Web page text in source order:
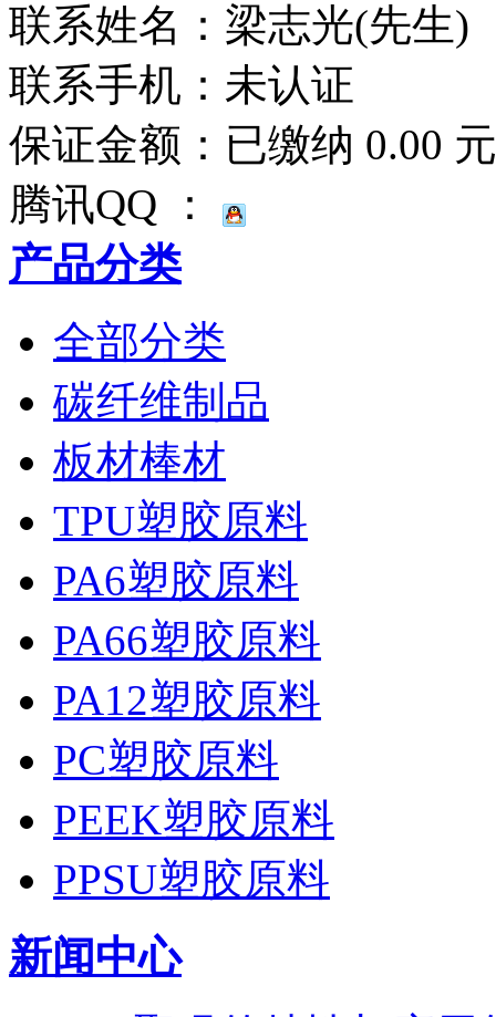
联系姓名：梁志光(先生)
联系手机： 未认证
保证金额： 已缴纳 0.00 元
腾讯QQ ：
产品分类
全部分类
碳纤维制品
板材棒材
TPU塑胶原料
PA6塑胶原料
PA66塑胶原料
PA12塑胶原料
PC塑胶原料
PEEK塑胶原料
PPSU塑胶原料
新闻中心